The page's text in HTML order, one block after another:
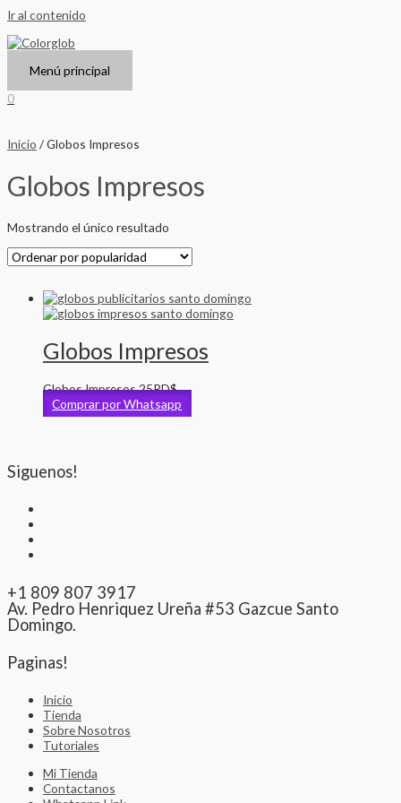
Ir al contenido
Menú principal
0
Inicio / Globos Impresos
Globos Impresos
Mostrando el único resultado
Globos Impresos
Globos Impresos25RD$
Comprar por Whatsapp
Siguenos!
+1 809 807 3917
Av. Pedro Henriquez Ureña #53 Gazcue Santo
Domingo.
Paginas!
Inicio
Tienda
Sobre Nosotros
Tutoriales
Mi Tienda
Contactanos